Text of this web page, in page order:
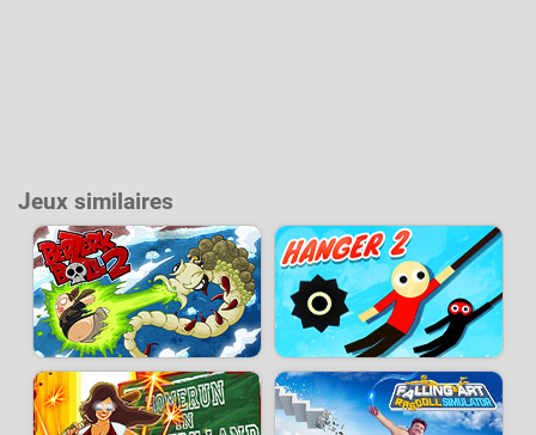
Jeux similaires